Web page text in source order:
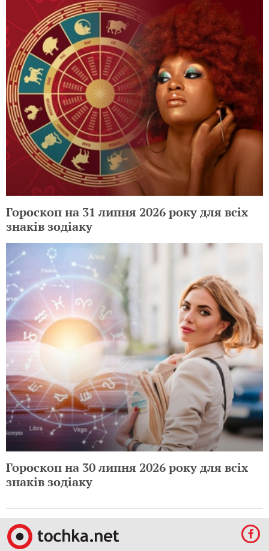
Гороскоп на 31 липня 2026 року для всіх
знаків зодіаку
Гороскоп на 30 липня 2026 року для всіх
знаків зодіаку